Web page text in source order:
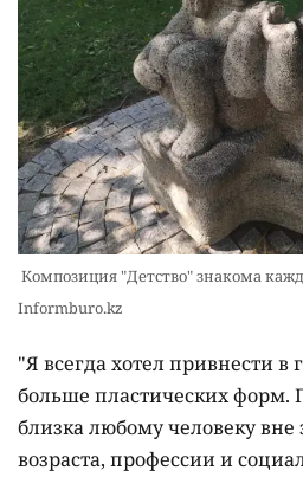
Композиция "Детство" знакома
Informburo.kz
"Я всегда хотел привнести в
больше пластических форм.
близка любому человеку вне
возраста, профессии и